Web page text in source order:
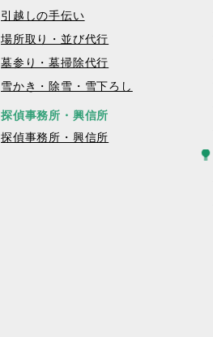
引越しの手伝い
場所取り・並び代行
墓参り・墓掃除代行
雪かき・除雪・雪下ろし
探偵事務所・興信所
探偵事務所・興信所